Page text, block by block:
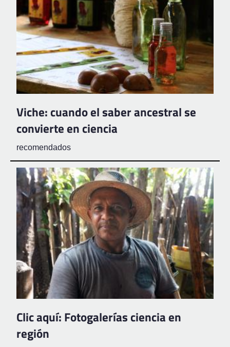
Viche: cuando el saber ancestral se
convierte en ciencia
recomendados
Clic aquí: Fotogalerías ciencia en
región